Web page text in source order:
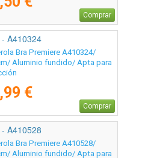
Comprar
- A410324
Bra Premiere A410324/
Aluminio fundido/ Apta para
€
Comprar
- A410528
Bra Premiere A410528/
Aluminio fundido/ Apta para